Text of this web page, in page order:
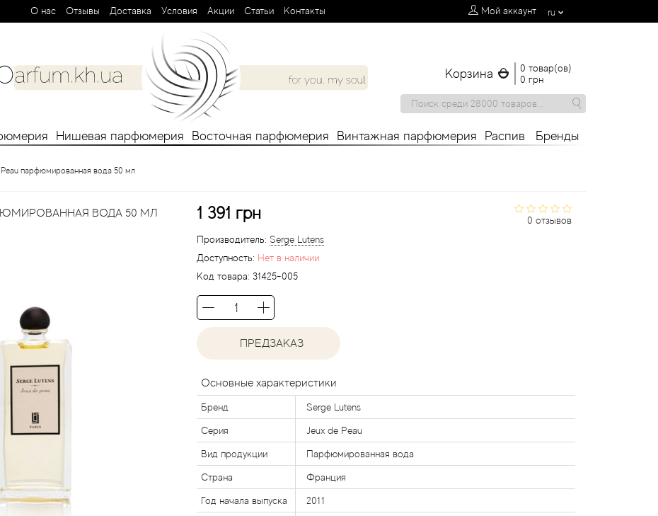
О нас Отзывы Доставка Условия Aкции Статьи Контакты Мой аккаунт ru
Корзина
0 товар(ов)
0 грн
Нишевая парфюмерия Восточная парфюмерия Винтажная парфюмерия Распив Бренды
парфюмированная вода 50 мл
ВОДА 50 МЛ
0 отзывов
1 391 грн
Производитель: Serge Lutens
Доступность: Нет в наличии
Код товара: 31425-005
ПРЕДЗАКАЗ
Основные характеристики
Бренд Serge Lutens
Серия Jeux de Peau
Вид продукции Парфюмированная вода
Страна Франция
Год начала выпуска 2011